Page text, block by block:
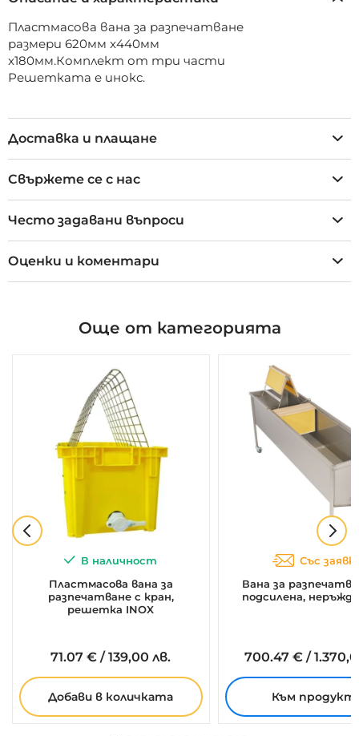
Пластмасова вана за разпечатване
размери 620мм x440мм
x180мм.Комплект от три части
Решетката е инокс.
Доставка и плащане
Свържете се с нас
Често задавани въпроси
Оценки и коментари
Още от категорията
В наличност
Пластмасова вана за
разпечатване с кран,
решетка INOX
71.07 € /139,00 лв.
Добави в количката
Със
Вана за
подсилена,
700.47 € /
Към